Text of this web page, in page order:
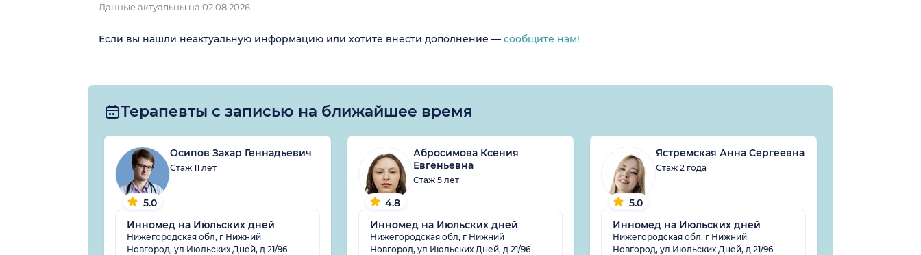
Данные актуальны на 02.08.2026
Если вы нашли неактуальную информацию или хотите внести дополнение — сообщите нам!
Терапевты с записью на ближайшее время
5.0
Осипов Захар Геннадьевич
Стаж 11 лет
Инномед на Июльских дней
Нижегородская обл, г Нижний
Новгород, ул Июльских Дней, д 21/96
4.8
Абросимова Ксения
Евгеньевна
Стаж 5 лет
Инномед на Июльских дней
Нижегородская обл, г Нижний
Новгород, ул Июльских Дней, д 21/96
5.0
Ястремская Анна Сергеевна
Стаж 2 года
Инномед на Июльских дней
Нижегородская обл, г Нижний
Новгород, ул Июльских Дней, д 21/96